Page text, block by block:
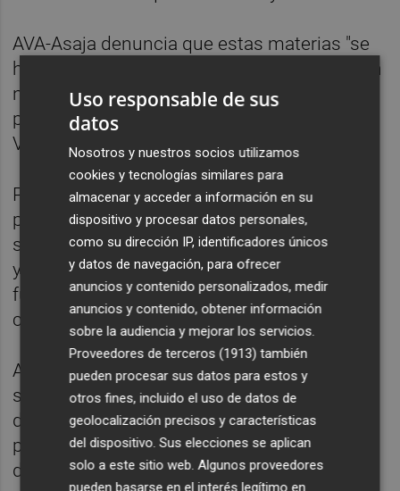
AVA-Asaja denuncia que estas materias "se
han retirado sin ninguna prueba de que sean
nocivas, aunque son utilizadas en todos los
países desde los que la Comunitat
Valenciana importa arroz".
Por ello, desde la organización agraria se
pide a la administración "que se cambie el
sistema de autorización de materias activas
y se aprueben permisos excepcionales de
fungicidas que permitan continuar con un
cultivo milenario en riesgo de extinguirse".
Además, también se demanda una "mejora
significativa" en la línea del seguro del arroz,
de manera que "se amplíen las coberturas
para indemnizar las pérdidas de producción
derivadas de la pyricularia y otros riesgos
Uso responsable de sus
datos
Nosotros y nuestros socios utilizamos
cookies y tecnologías similares para
almacenar y acceder a información en su
dispositivo y procesar datos personales,
como su dirección IP, identificadores únicos
y datos de navegación, para ofrecer
anuncios y contenido personalizados, medir
anuncios y contenido, obtener información
sobre la audiencia y mejorar los servicios.
Proveedores de terceros (1913) también
pueden procesar sus datos para estos y
otros fines, incluido el uso de datos de
geolocalización precisos y características
del dispositivo. Sus elecciones se aplican
solo a este sitio web. Algunos proveedores
pueden basarse en el interés legítimo en